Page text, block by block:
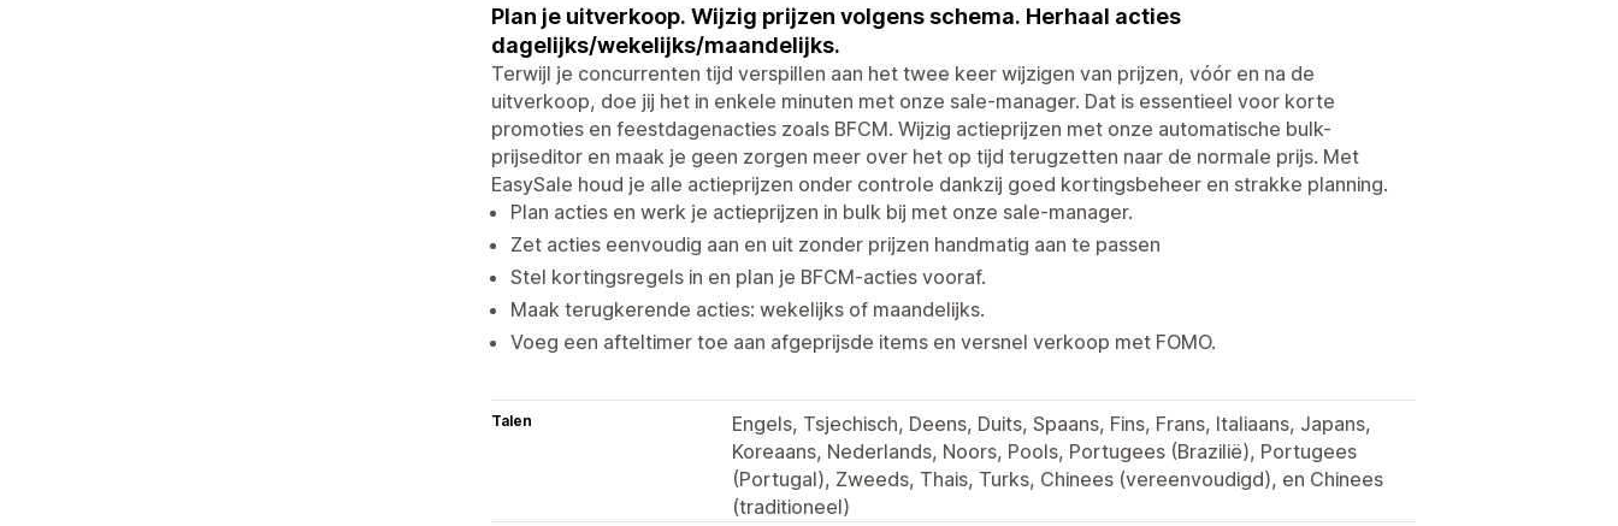
Plan je uitverkoop. Wijzig prijzen volgens schema. Herhaal acties
dagelijks/wekelijks/maandelijks.
Terwijl je concurrenten tijd verspillen aan het twee keer wijzigen van prijzen, vóór en na de
uitverkoop, doe jij het in enkele minuten met onze sale-manager. Dat is essentieel voor korte
promoties en feestdagenacties zoals BFCM. Wijzig actieprijzen met onze automatische bulk-
prijseditor en maak je geen zorgen meer over het op tijd terugzetten naar de normale prijs. Met
EasySale houd je alle actieprijzen onder controle dankzij goed kortingsbeheer en strakke planning.
Plan acties en werk je actieprijzen in bulk bij met onze sale-manager.
Zet acties eenvoudig aan en uit zonder prijzen handmatig aan te passen
Stel kortingsregels in en plan je BFCM-acties vooraf.
Maak terugkerende acties: wekelijks of maandelijks.
Voeg een afteltimer toe aan afgeprijsde items en versnel verkoop met FOMO.
Talen
Engels, Tsjechisch, Deens, Duits, Spaans, Fins, Frans, Italiaans, Japans,
Koreaans, Nederlands, Noors, Pools, Portugees (Brazilië), Portugees
(Portugal), Zweeds, Thais, Turks, Chinees (vereenvoudigd), en Chinees
(traditioneel)